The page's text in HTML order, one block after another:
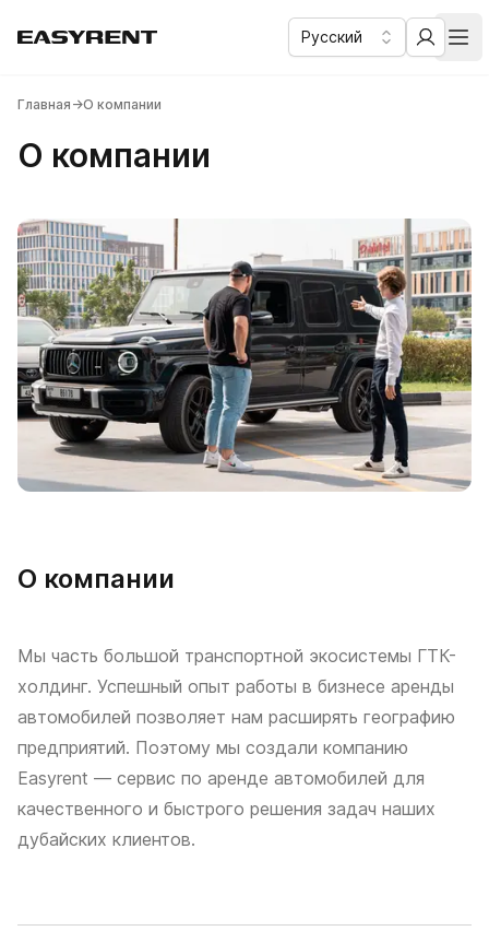
Easy Rent
Аренда автомобилей бизнес и комфорт класса в Дубае
Русский
Главная →О компании
О компании
О компании
Мы часть большой транспортной экосистемы ГТК-
холдинг. Успешный опыт работы в бизнесе аренды
автомобилей позволяет нам расширять географию
предприятий. Поэтому мы создали компанию
Easyrent — сервис по аренде автомобилей для
качественного и быстрого решения задач наших
дубайских клиентов.